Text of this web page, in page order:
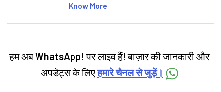
articles on the stock market, IPO, economy,
categories.
Know More
हम अबWhatsApp! पर लाइव हैं! बाज़ार की जानकारी और
अपडेट्स के लिएहमारे चैनल से जुड़ें।